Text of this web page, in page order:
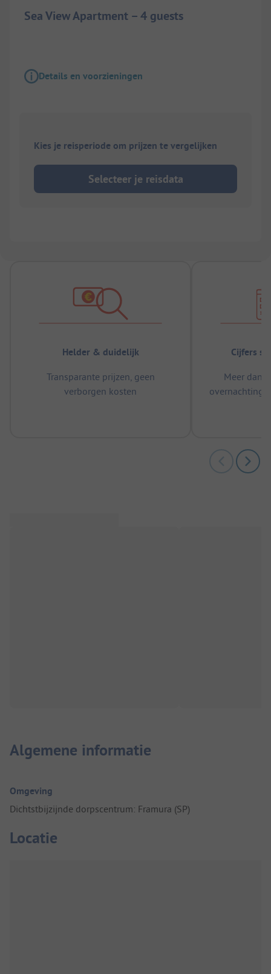
Sea View Apartment – 4 guests
Details en voorzieningen
Kies je reisperiode om prijzen te vergelijken
Selecteer je reisdata
Helder & duidelijk
Transparante prijzen, geen
verborgen kosten
Cijfers
Meer dan
Algemene informatie
Omgeving
Dichtstbijzijnde dorpscentrum: Framura (SP)
Locatie